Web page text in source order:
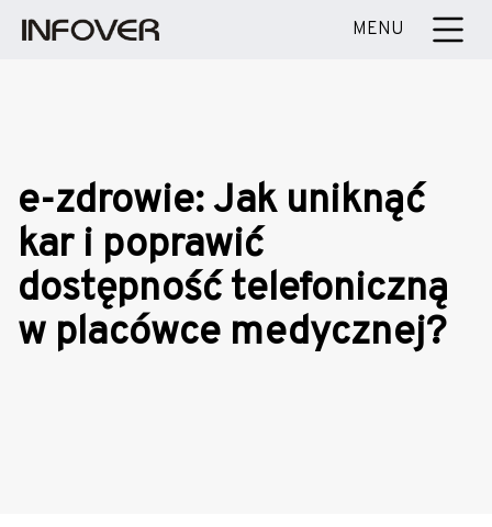
MENU
e-zdrowie: Jak uniknąć
kar i poprawić
dostępność telefoniczną
w placówce medycznej?